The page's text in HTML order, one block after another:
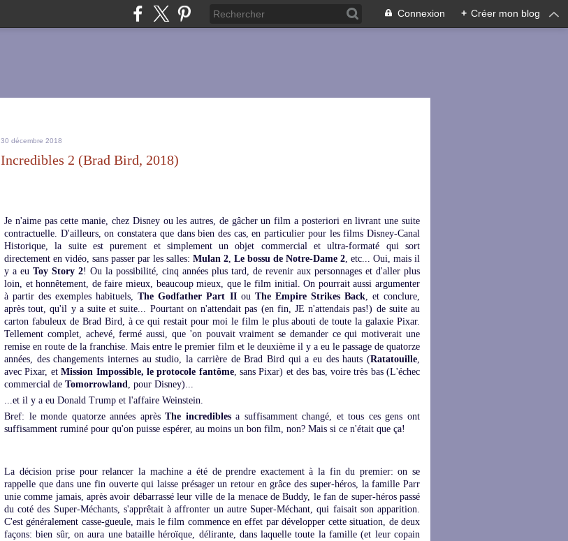
Connexion + Créer mon blog
30 décembre 2018
Incredibles 2 (Brad Bird, 2018)
Je n'aime pas cette manie, chez Disney ou les autres, de gâcher un film a posteriori en livrant une suite
contractuelle. D'ailleurs, on constatera que dans bien des cas, en particulier pour les films Disney-Canal
Historique, la suite est purement et simplement un objet commercial et ultra-formaté qui sort
directement en vidéo, sans passer par les salles: Mulan 2, Le bossu de Notre-Dame 2, etc... Oui, mais il
y a eu Toy Story 2! Ou la possibilité, cinq années plus tard, de revenir aux personnages et d'aller plus
loin, et honnêtement, de faire mieux, beaucoup mieux, que le film initial. On pourrait aussi argumenter
à partir des exemples habituels,The Godfather Part IIou The Empire Strikes Back, et conclure,
après tout, qu'il y a suite et suite... Pourtant on n'attendait pas (en fin, JE n'attendais pas!) de suite au
carton fabuleux de Brad Bird, à ce qui restait pour moi le film le plus abouti de toute la galaxie Pixar.
Tellement complet, achevé, fermé aussi, que 'on pouvait vraiment se demander ce qui motiverait une
remise en route de la franchise. Mais entre le premier film et le deuxième il y a eu le passage de quatorze
années, des changements internes au studio, la carrière de Brad Bird qui a eu des hauts (Ratatouille,
avec Pixar, etMission Impossible, le protocole fantôme, sans Pixar) et des bas, voire très bas (L'échec
commercial de Tomorrowland, pour Disney)...
...et il y a eu Donald Trump et l'affaire Weinstein.
Bref: le monde quatorze années aprèsThe incrediblesa suffisamment changé, et tous ces gens ont
suffisamment ruminé pour qu'on puisse espérer, au moins un bon film, non? Mais si ce n'était que ça!
La décision prise pour relancer la machine a été de prendre exactement à la fin du premier: on se
rappelle que dans une fin ouverte qui laisse présager un retour en grâce des super-héros, la famille Parr
unie comme jamais, après avoir débarrassé leur ville de la menace de Buddy, le fan de super-héros passé
du coté des Super-Méchants, s'apprêtait à affronter un autre Super-Méchant, qui faisait son apparition.
C'est généralement casse-gueule, mais le film commence en effet par développer cette situation, de deux
façons: bien sûr, on aura une bataille héroïque, délirante, dans laquelle toute la famille (et leur copain